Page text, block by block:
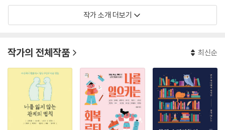
작가 소개 더보기
작가의 전체작품 최신순